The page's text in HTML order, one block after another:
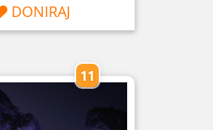
DONIRAJ
11